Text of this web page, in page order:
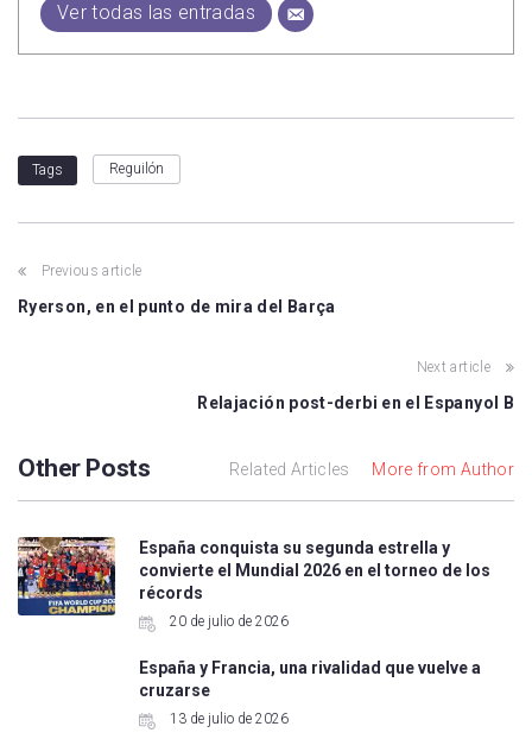
Ver todas las entradas
Tags Reguilón
Previous article
Ryerson, en el punto de mira del Barça
Next article
Relajación post-derbi en el Espanyol B
Other Posts Related Articles More from Author
España conquista su segunda estrella y
convierte el Mundial 2026 en el torneo de los
récords
20 de julio de 2026
España y Francia, una rivalidad que vuelve a
cruzarse
13 de julio de 2026